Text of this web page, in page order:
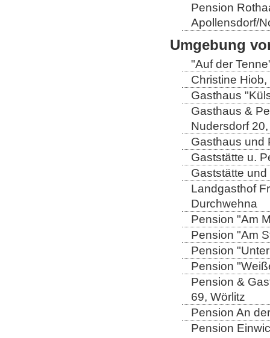
Pension
Apollensdorf/
Umgebung
"Auf der
Christine
Gasthaus
Gasthaus &
Nudersdorf
Gasthaus und
Gaststätte u.
Gaststätte
Landgasthof
Durchwehna
Pension "Am
Pension "Am
Pension
Pension
Pension &
69, Wörlitz
Pension An
Pension